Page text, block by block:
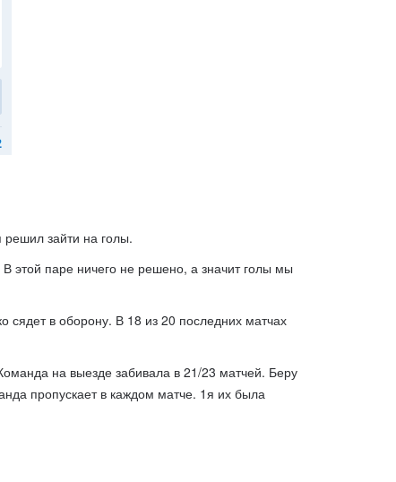
зайти на голы.
этой паре ничего не решено, а значит голы мы
в оборону. В 18 из 20 последних матчах
на выезде забивала в 21/23 матчей. Беру
пропускает в каждом матче. 1я их была